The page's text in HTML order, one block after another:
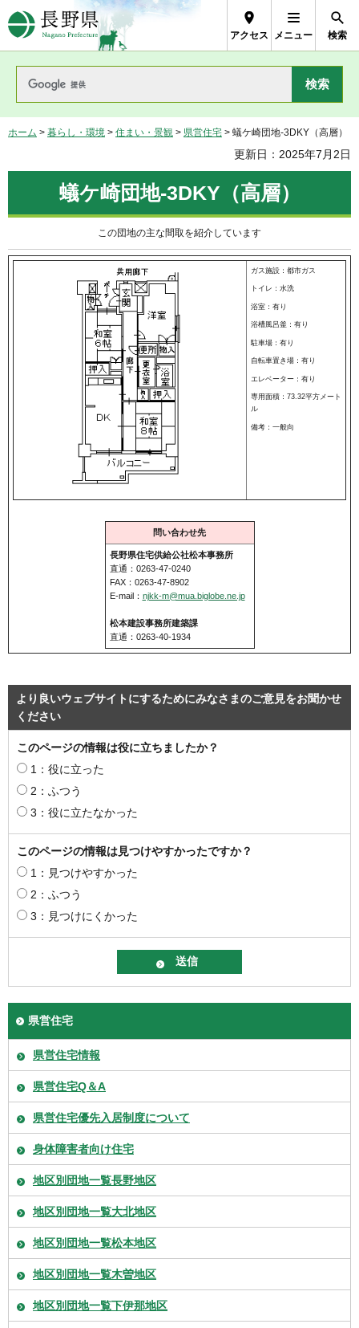
長野県Nagano Prefecture
アクセス メニュー 検索
ホーム > 暮らし・環境 > 住まい・景観 > 県営住宅 > 蟻ケ崎団地-3DKY（高層）
更新日：2025年7月2日
蟻ケ崎団地-3DKY（高層）
この団地の主な間取を紹介しています
ガス施設：都市ガス
トイレ：水洗
浴室：有り
浴槽風呂釜：有り
駐車場：有り
自転車置き場：有り
エレベーター：有り
専用面積：73.32平方メート
ル
備考：一般向
問い合わせ先
長野県住宅供給公社松本事務所
直通：0263-47-0240
FAX：0263-47-8902
E-mail： njkk-m@mua.biglobe.ne.jp
松本建設事務所建築課
直通：0263-40-1934
より良いウェブサイトにするためにみなさまのご意見をお聞かせ
ください
このページの情報は役に立ちましたか？
1：役に立った
2：ふつう
3：役に立たなかった
このページの情報は見つけやすかったですか？
1：見つけやすかった
2：ふつう
3：見つけにくかった
県営住宅
県営住宅情報
県営住宅Q＆A
県営住宅優先入居制度について
身体障害者向け住宅
地区別団地一覧長野地区
地区別団地一覧大北地区
地区別団地一覧松本地区
地区別団地一覧木曽地区
地区別団地一覧下伊那地区